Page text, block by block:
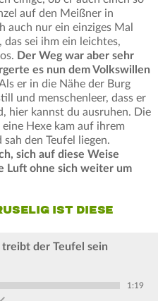
auf den Meißner in
auch nur ein einziges Mal
sei ihm ein leichtes,
Der Weg war aber sehr
es nun dem Volkswillen
er in die Nähe der Burg
und menschenleer, dass er
hier kannst du ausruhen. Die
Hexe kam auf ihrem
den Teufel liegen.
sich auf diese Weise
Luft ohne sich weiter um
IST DIESE
der Teufel sein
1:19